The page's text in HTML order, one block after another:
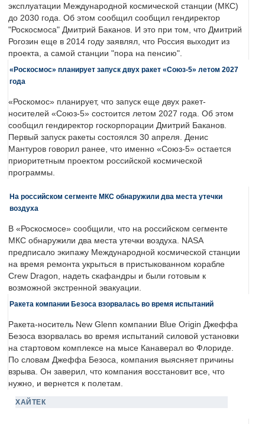
эксплуатации Международной космической станции (МКС)
до 2030 года. Об этом сообщил сообщил гендиректор
"Роскосмоса" Дмитрий Баканов. И это при том, что Дмитрий
Рогозин еще в 2014 году заявлял, что Россия выходит из
проекта, а самой станции "пора на пенсию".
«Роскосмос» планирует запуск двух ракет «Союз-5» летом 2027
года
«Роскомос» планирует, что запуск еще двух ракет-
носителей «Союз-5» состоится летом 2027 года. Об этом
сообщил гендиректор госкорпорации Дмитрий Баканов.
Первый запуск ракеты состоялся 30 апреля. Денис
Мантуров говорил ранее, что именно «Союз-5» остается
приоритетным проектом российской космической
программы.
На российском сегменте МКС обнаружили два места утечки
воздуха
В «Роскосмосе» сообщили, что на российском сегменте
МКС обнаружили два места утечки воздуха. NASA
предписало экипажу Международной космической станции
на время ремонта укрыться в пристыкованном корабле
Crew Dragon, надеть скафандры и были готовым к
возможной экстренной эвакуации.
Ракета компании Безоса взорвалась во время испытаний
Ракета-носитель New Glenn компании Blue Origin Джеффа
Безоса взорвалась во время испытаний силовой установки
на стартовом комплексе на мысе Канаверал во Флориде.
По словам Джеффа Безоса, компания выясняет причины
взрыва. Он заверил, что компания восстановит все, что
нужно, и вернется к полетам.
ХАЙТЕК